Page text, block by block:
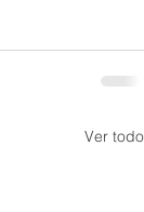
Ver todo